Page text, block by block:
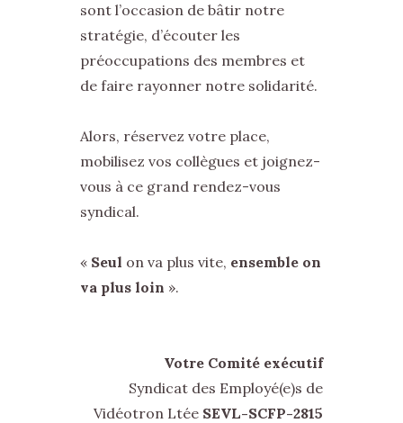
sont l’occasion de bâtir notre
stratégie, d’écouter les
préoccupations des membres et
de faire rayonner notre solidarité.
Alors, réservez votre place,
mobilisez vos collègues et joignez-
vous à ce grand rendez-vous
syndical.
« Seul on va plus vite, ensemble on
va plus loin ».
Votre Comité exécutif
Syndicat des Employé(e)s de
Vidéotron Ltée SEVL-SCFP-2815